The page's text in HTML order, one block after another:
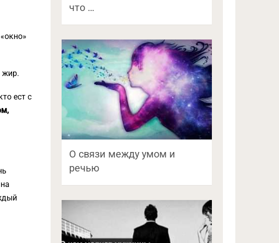
жир.
ест с
что …
О связи между умом и
речью